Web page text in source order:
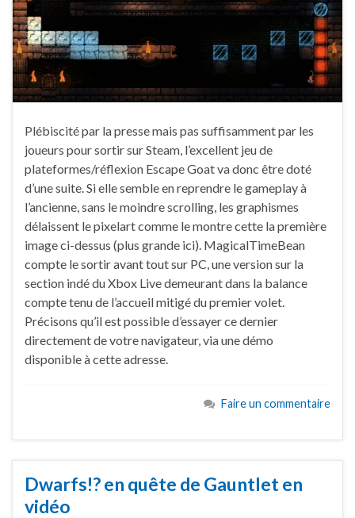
Plébiscité par la presse mais pas suffisamment par les
joueurs pour sortir sur Steam, l’excellent jeu de
plateformes/réflexion Escape Goat va donc être doté
d’une suite. Si elle semble en reprendre le gameplay à
l’ancienne, sans le moindre scrolling, les graphismes
délaissent le pixelart comme le montre cette la première
image ci-dessus (plus grande ici). MagicalTimeBean
compte le sortir avant tout sur PC, une version sur la
section indé du Xbox Live demeurant dans la balance
compte tenu de l’accueil mitigé du premier volet.
Précisons qu’il est possible d’essayer ce dernier
directement de votre navigateur, via une démo
disponible à cette adresse.
Faire un commentaire
Dwarfs!? en quête de Gauntlet en
vidéo